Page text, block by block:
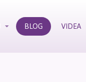
BLOG VIDEA